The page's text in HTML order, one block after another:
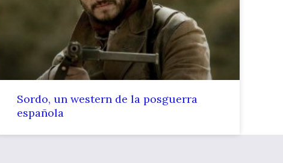
Sordo, un western de la posguerra
española